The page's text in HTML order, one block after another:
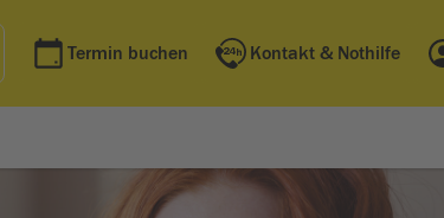
Termin buchen Kontakt & Nothilfe